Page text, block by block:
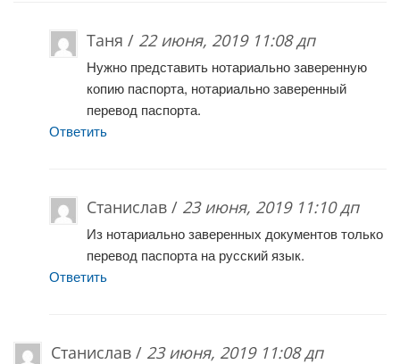
Таня / 22 июня, 2019 11:08 дп
Нужно представить нотариально заверенную
копию паспорта, нотариально заверенный
перевод паспорта.
Ответить
Станислав / 23 июня, 2019 11:10 дп
Из нотариально заверенных документов только
перевод паспорта на русский язык.
Ответить
Станислав / 23 июня, 2019 11:08 дп